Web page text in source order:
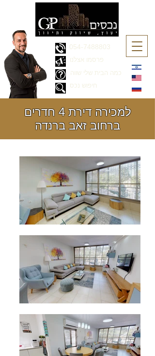
054-7488803
כמה הבית שלי שווה
פרסמו אצלנו
חיפוש נכס
למכירה דירת 4 חדרים
ברחוב זאב ברנדה